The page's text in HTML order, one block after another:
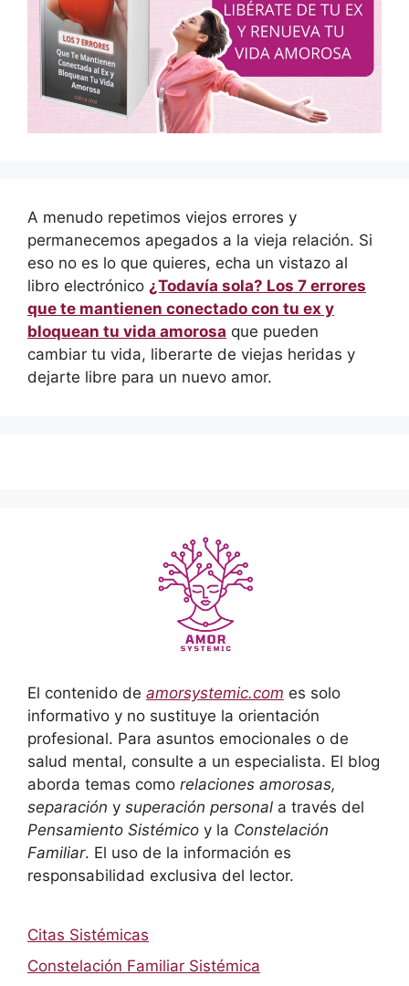
A menudo repetimos viejos errores y
permanecemos apegados a la vieja relación. Si
eso no es lo que quieres, echa un vistazo al
libro electrónico ¿Todavía sola? Los 7 errores
que te mantienen conectado con tu ex y
bloquean tu vida amorosa que pueden
cambiar tu vida, liberarte de viejas heridas y
dejarte libre para un nuevo amor.
El contenido de amorsystemic.com es solo
informativo y no sustituye la orientación
profesional. Para asuntos emocionales o de
salud mental, consulte a un especialista. El blog
aborda temas como relaciones amorosas,
separación y superación personal a través del
Pensamiento Sistémico y la Constelación
Familiar. El uso de la información es
responsabilidad exclusiva del lector.
Citas Sistémicas
Constelación Familiar Sistémica